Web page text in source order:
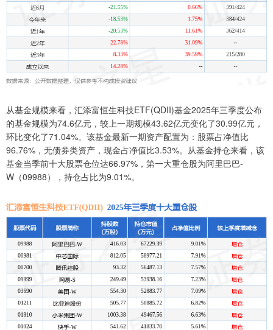
从基金规模来看，汇添富恒生科技ETF(QDII)基金2025年三季度公布
的基金规模为74.6亿元，较上一期规模43.62亿元变化了30.99亿元，
环比变化了71.04%。该基金最新一期资产配置为：股票占净值比
96.76%，无债券类资产，现金占净值比3.53%。从基金持仓来看，该
基金当季前十大股票仓位达66.97%，第一大重仓股为阿里巴巴-
W（09988），持仓占比为9.01%。